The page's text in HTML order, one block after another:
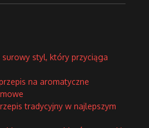
styl, który przyciąga
na aromatyczne
tradycyjny w najlepszym